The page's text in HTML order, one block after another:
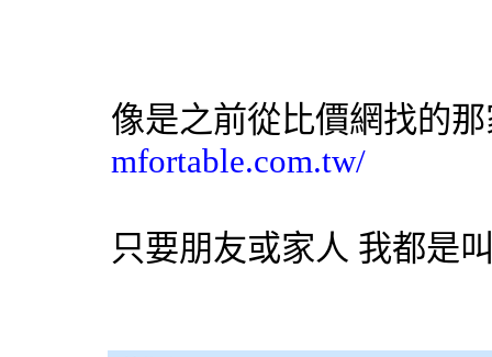
像是之前從比價網找的
mfortable.com.tw/
只要朋友或家人 我都是